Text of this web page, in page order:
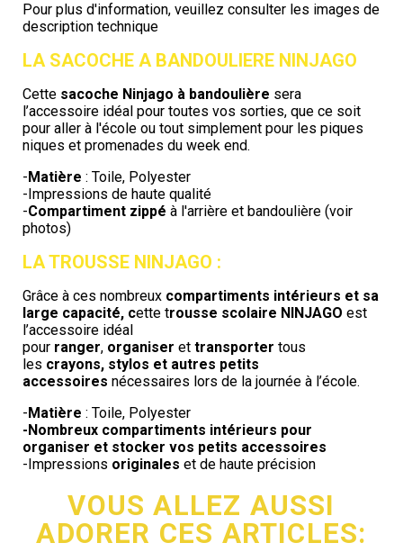
Pour plus d'information, veuillez consulter les images de
description technique
LA SACOCHE A BANDOULIERE NINJAGO
Cette sacoche Ninjago à bandoulière sera
l’accessoire idéal pour toutes vos sorties, que ce soit
pour aller à l'école ou tout simplement pour les piques
niques et promenades du week end.
-Matière : Toile, Polyester
-Impressions de haute qualité
-Compartiment zippé à l'arrière et bandoulière (voir
photos)
LA TROUSSE NINJAGO :
Grâce à ces nombreux compartiments intérieurs et sa
large capacité, cette trousse scolaire NINJAGO est
l’accessoire idéal
pour ranger, organiser et transporter tous
les crayons, stylos et autres petits
accessoires nécessaires lors de la journée à l’école.
-Matière : Toile, Polyester
-Nombreux compartiments intérieurs pour
organiser et stocker vos petits accessoires
-Impressions originales et de haute précision
VOUS ALLEZ AUSSI
ADORER CES ARTICLES: